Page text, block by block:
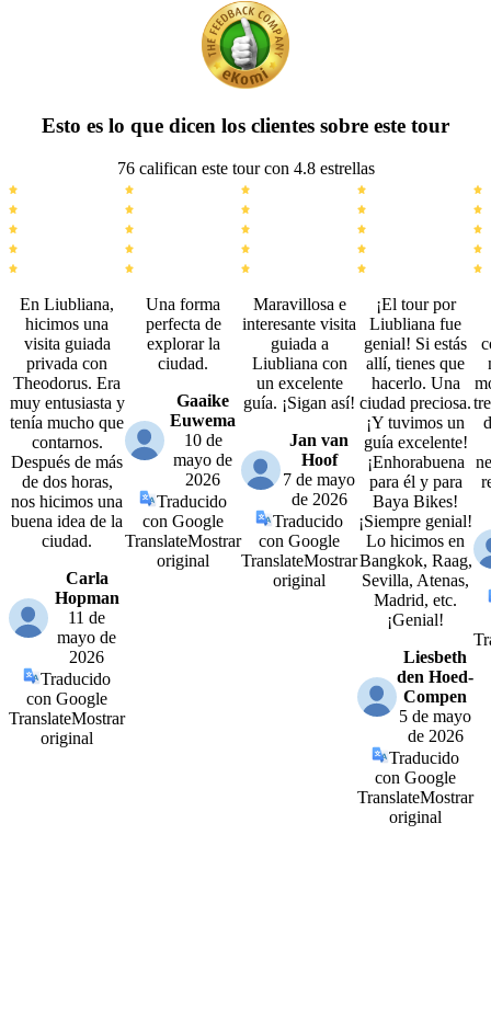
Esto es lo que dicen los clientes sobre este tour
76 califican este tour con 4.8 estrellas
En Liubliana,
hicimos una
visita guiada
privada con
Theodorus. Era
muy entusiasta y
tenía mucho que
contarnos.
Después de más
de dos horas,
nos hicimos una
buena idea de la
ciudad.
Carla
Hopman
11 de
mayo de
2026
Traducido
con Google
TranslateMostrar
original
Una forma
perfecta de
explorar la
ciudad.
Gaaike
Euwema
10 de
mayo de
2026
Traducido
con Google
TranslateMostrar
original
Maravillosa e
interesante visita
guiada a
Liubliana con
un excelente
guía. ¡Sigan así!
Jan van
Hoof
7 de mayo
de 2026
Traducido
con Google
TranslateMostrar
original
¡El tour por
Liubliana fue
genial! Si estás
allí, tienes que
hacerlo. Una
ciudad preciosa.
¡Y tuvimos un
guía excelente!
¡Enhorabuena
para él y para
Baya Bikes!
¡Siempre genial!
Lo hicimos en
Bangkok, Raag,
Sevilla, Atenas,
Madrid, etc.
¡Genial!
Liesbeth
den Hoed-
Compen
5 de mayo
de 2026
Traducido
con Google
TranslateMostrar
original